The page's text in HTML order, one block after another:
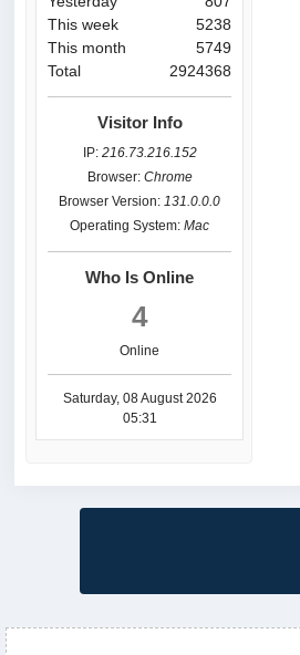
This week
5238
This month
5749
Total
2924368
Visitor Info
IP: 216.73.216.152
Browser: Chrome
Browser Version:131.0.0.0
Operating System:Mac
Who Is Online
4
Online
Saturday, 08 August 2026
05:31